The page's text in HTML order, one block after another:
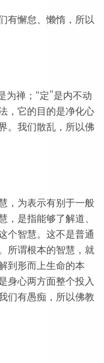
有懈怠、懒惰，所以
为禅；“定”是内不动
，它的目的是净化心
。我们散乱，所以佛
，为表示有别于一般
，是指能够了解道、
个智慧。这不是普通
所谓根本的智慧，就
到形而上生命的本
身心两方面整个投入
们有愚痴，所以佛教